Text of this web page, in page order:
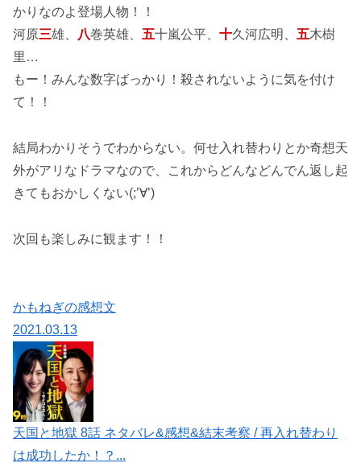
かりなのよ登場人物！！
河原三雄、 八巻英雄、 五十嵐公平、 十久河広明、 五木樹
里…
もー！みんな数字ばっかり！殺されないように気を付け
て！！
結局わかりそうでわからない。何せ入れ替わりとか奇想天
外がアリなドラマなので、これからどんなどんでん返し起
きてもおかしくない(;’∀’)
次回も楽しみに観ます！！
かもねぎの感想文
2021.03.13
天国と地獄 8話 ネタバレ&感想&結末考察 / 再入れ替わり
は成功したか！？...